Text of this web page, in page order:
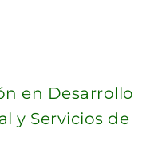
en Desarrollo
y Servicios de